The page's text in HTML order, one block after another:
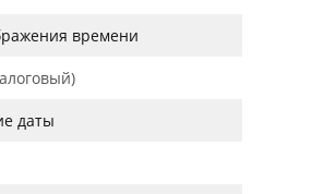
времени
даты